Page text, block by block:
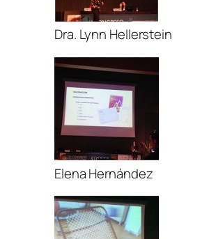
Dra. Lynn Hellerstein
Elena Hernández